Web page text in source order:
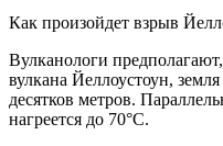
Как произойдет взрыв
Вулканологи
вулкана Йеллоустоун,
десятков метров.
нагреется до 70°С.